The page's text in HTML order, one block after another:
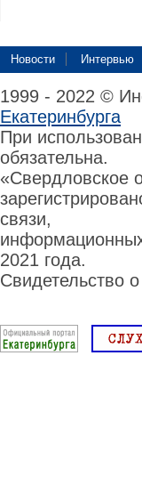
Новости Интервью
1999 - 2022 ©
Екатеринбурга
При
обязательна.
«Свердловское
связи,
2021 года.
Свидетельство